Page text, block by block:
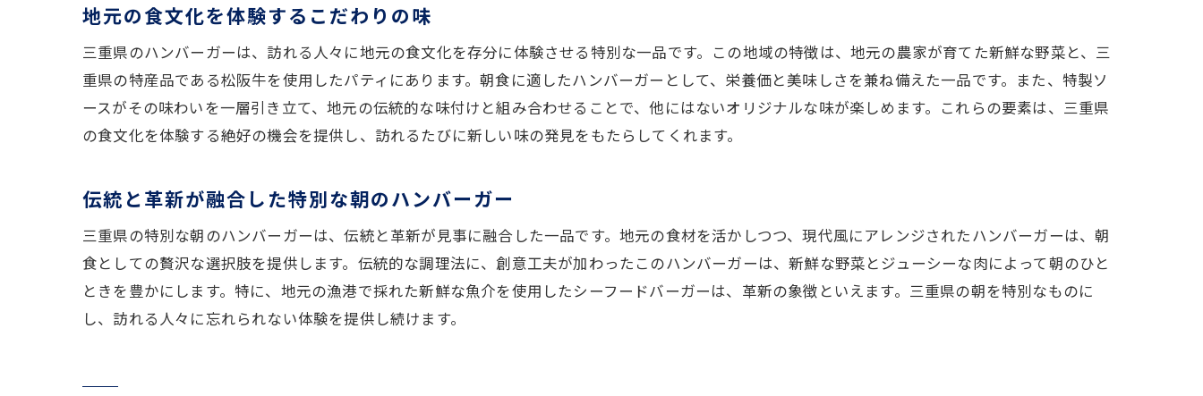
毎回変わるソースが提供する新しい発見
地元農家の愛情が詰まった三重の贅沢ハンバーガー
農家直送の新鮮食材で作る信頼の一品
生産者の顔が見える安心感の理由
風味を活かすための丁寧な調理法
一口ごとに感じる地元農家の情熱
食材の個性を引き出すプロの技
三重県で忘れられない朝食体験をハンバーガーで
旅の思い出に残る特別な朝の一皿
地元の食文化を体験するこだわりの味
三重県のハンバーガーは、訪れる人々に地元の食文化を存分に体験させる特別な一品です。この地域の特徴は、地元の農家が育てた新鮮な野菜と、三
重県の特産品である松阪牛を使用したパティにあります。朝食に適したハンバーガーとして、栄養価と美味しさを兼ね備えた一品です。また、特製ソ
ースがその味わいを一層引き立て、地元の伝統的な味付けと組み合わせることで、他にはないオリジナルな味が楽しめます。これらの要素は、三重県
の食文化を体験する絶好の機会を提供し、訪れるたびに新しい味の発見をもたらしてくれます。
伝統と革新が融合した特別な朝のハンバーガー
三重県の特別な朝のハンバーガーは、伝統と革新が見事に融合した一品です。地元の食材を活かしつつ、現代風にアレンジされたハンバーガーは、朝
食としての贅沢な選択肢を提供します。伝統的な調理法に、創意工夫が加わったこのハンバーガーは、新鮮な野菜とジューシーな肉によって朝のひと
ときを豊かにします。特に、地元の漁港で採れた新鮮な魚介を使用したシーフードバーガーは、革新の象徴といえます。三重県の朝を特別なものに
し、訪れる人々に忘れられない体験を提供し続けます。